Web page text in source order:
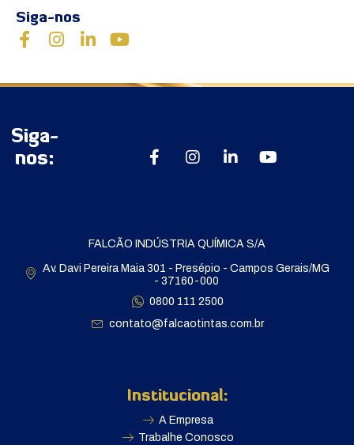
Siga-nos
Siga-
nos:
FALCÃO INDÚSTRIA QUÍMICA S/A
Av. Davi Pereira Maia 301 - Presépio - Campos Gerais/MG
- 37160-000
0800 111 2500
contato@falcaotintas.com.br
Institucional:
A Empresa
Trabalhe Conosco